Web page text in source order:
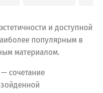
и доступной
популярным в
материалом.
— сочетание